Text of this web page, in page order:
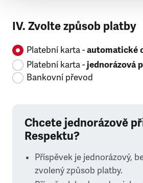
IV. Zvolte způsob platby
Platební karta -automatické
Platební karta -jednorázová
Bankovní převod
Chcete jednorázově
Respektu?
Příspěvek je jednorázový,
zvolený způsob platby.